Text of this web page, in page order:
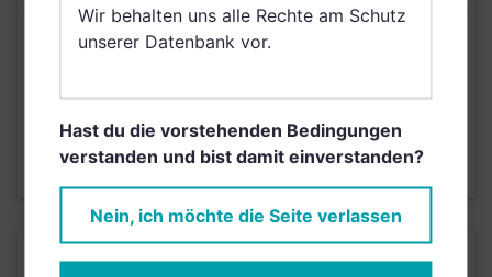
Risikoeinstufung laut Anbieter (KID)
Stand 21.07.2025
KURSENTWICKLUNG
Wir behalten uns alle Rechte am Schutz
unserer Datenbank vor.
Hast du die vorstehenden Bedingungen
verstanden und bist damit einverstanden?
Nein, ich möchte die Seite verlassen